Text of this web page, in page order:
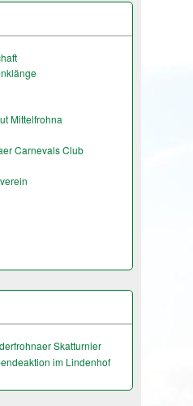
Mittelfrohna
Carnevals Club
Skatturnier
im Lindenhof